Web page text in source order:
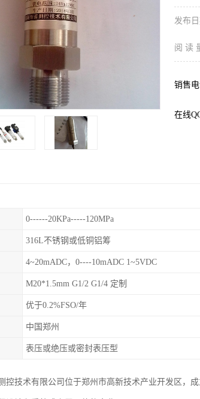
发布日
阅 读
销售电
在线
0------20KPa-----120MPa
316L不锈钢或低铜铝筹
4~20mADC，0----10mADC 1~5VDC
M20*1.5mm G1/2 G1/4 定制
优于0.2%FSO/年
中国郑州
表压或绝压或密封表压型
控技术有限公司位于郑州市高新技术产业开发区，